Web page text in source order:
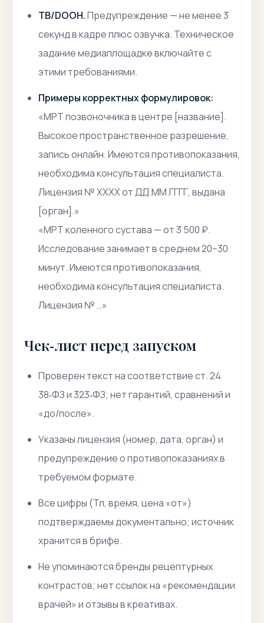
ТВ/DOOH.Предупреждение — не менее 3
секунд в кадре плюс озвучка. Техническое
задание медиаплощадке включайте с
этими требованиями.
Примеры корректных формулировок:
«МРТ позвоночника в центре [название].
Высокое пространственное разрешение,
запись онлайн. Имеются противопоказания,
необходима консультация специалиста.
Лицензия № ХХХХ от ДД.ММ.ГГГГ, выдана
[орган].»
«МРТ коленного сустава — от 3 500 ₽.
Исследование занимает в среднем 20–30
минут. Имеются противопоказания,
необходима консультация специалиста.
Лицензия № …»
Чек‑лист перед запуском
Проверен текст на соответствие ст. 24
38‑ФЗ и 323‑ФЗ; нет гарантий, сравнений и
«до/после».
Указаны лицензия (номер, дата, орган) и
предупреждение о противопоказаниях в
требуемом формате.
Все цифры (Тл, время, цена «от»)
подтверждаемы документально; источник
хранится в брифе.
Не упоминаются бренды рецептурных
контрастов; нет ссылок на «рекомендации
врачей» и отзывы в креативах.